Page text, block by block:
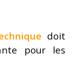
doit
pour les